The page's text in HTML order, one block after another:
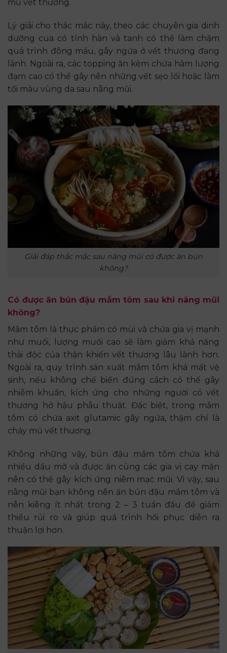
mủ vết thương.
Lý giải cho thắc mắc này, theo các chuyên gia dinh
dưỡng cua có tính hàn và tanh có thể làm chậm
quá trình đông máu, gây ngứa ở vết thương đang
lành. Ngoài ra, các topping ăn kèm chứa hàm lượng
đạm cao có thể gây nên những vết sẹo lồi hoặc làm
tối màu vùng da sau nâng mũi.
Giải đáp thắc mắc sau nâng mũi có được ăn bún
không?
Có được ăn bún đậu mắm tôm sau khi nâng mũi
không?
Mắm tôm là thực phẩm có mùi và chứa gia vị mạnh
như muối, lượng muối cao sẽ làm giảm khả năng
thải độc của thận khiến vết thương lâu lành hơn.
Ngoài ra, quy trình sản xuất mắm tôm khá mất vệ
sinh, nếu không chế biến đúng cách có thể gây
nhiễm khuẩn, kích ứng cho những người có vết
thương hở hậu phẫu thuật. Đặc biệt, trong mắm
tôm có chứa axit glutamic gây ngứa, thậm chí là
chảy mủ vết thương.
Không những vậy, bún đậu mắm tôm chứa khá
nhiều dầu mỡ và được ăn cùng các gia vị cay mặn
nên có thể gây kích ứng niêm mạc mũi. Vì vậy, sau
nâng mũi bạn không nên ăn bún đậu mắm tôm và
nên kiêng ít nhất trong 2 – 3 tuần đầu để giảm
thiểu rủi ro và giúp quá trình hồi phục diễn ra
thuận lợi hơn.